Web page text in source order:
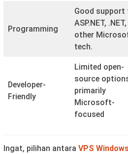
Programming
Good support
ASP.NET,
other
tech.
Developer-
Friendly
Limited open-
source
primarily
Microsoft-
focused
Ingat, pilihan antara VPS